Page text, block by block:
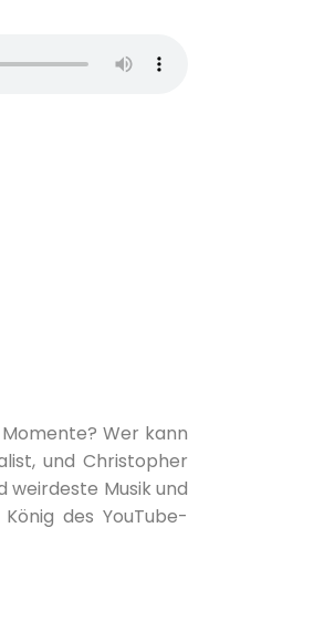
Wer kann
und Christopher
weirdeste Musik und
des YouTube-